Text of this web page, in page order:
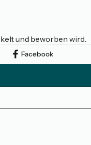
und beworben wird.
Facebook